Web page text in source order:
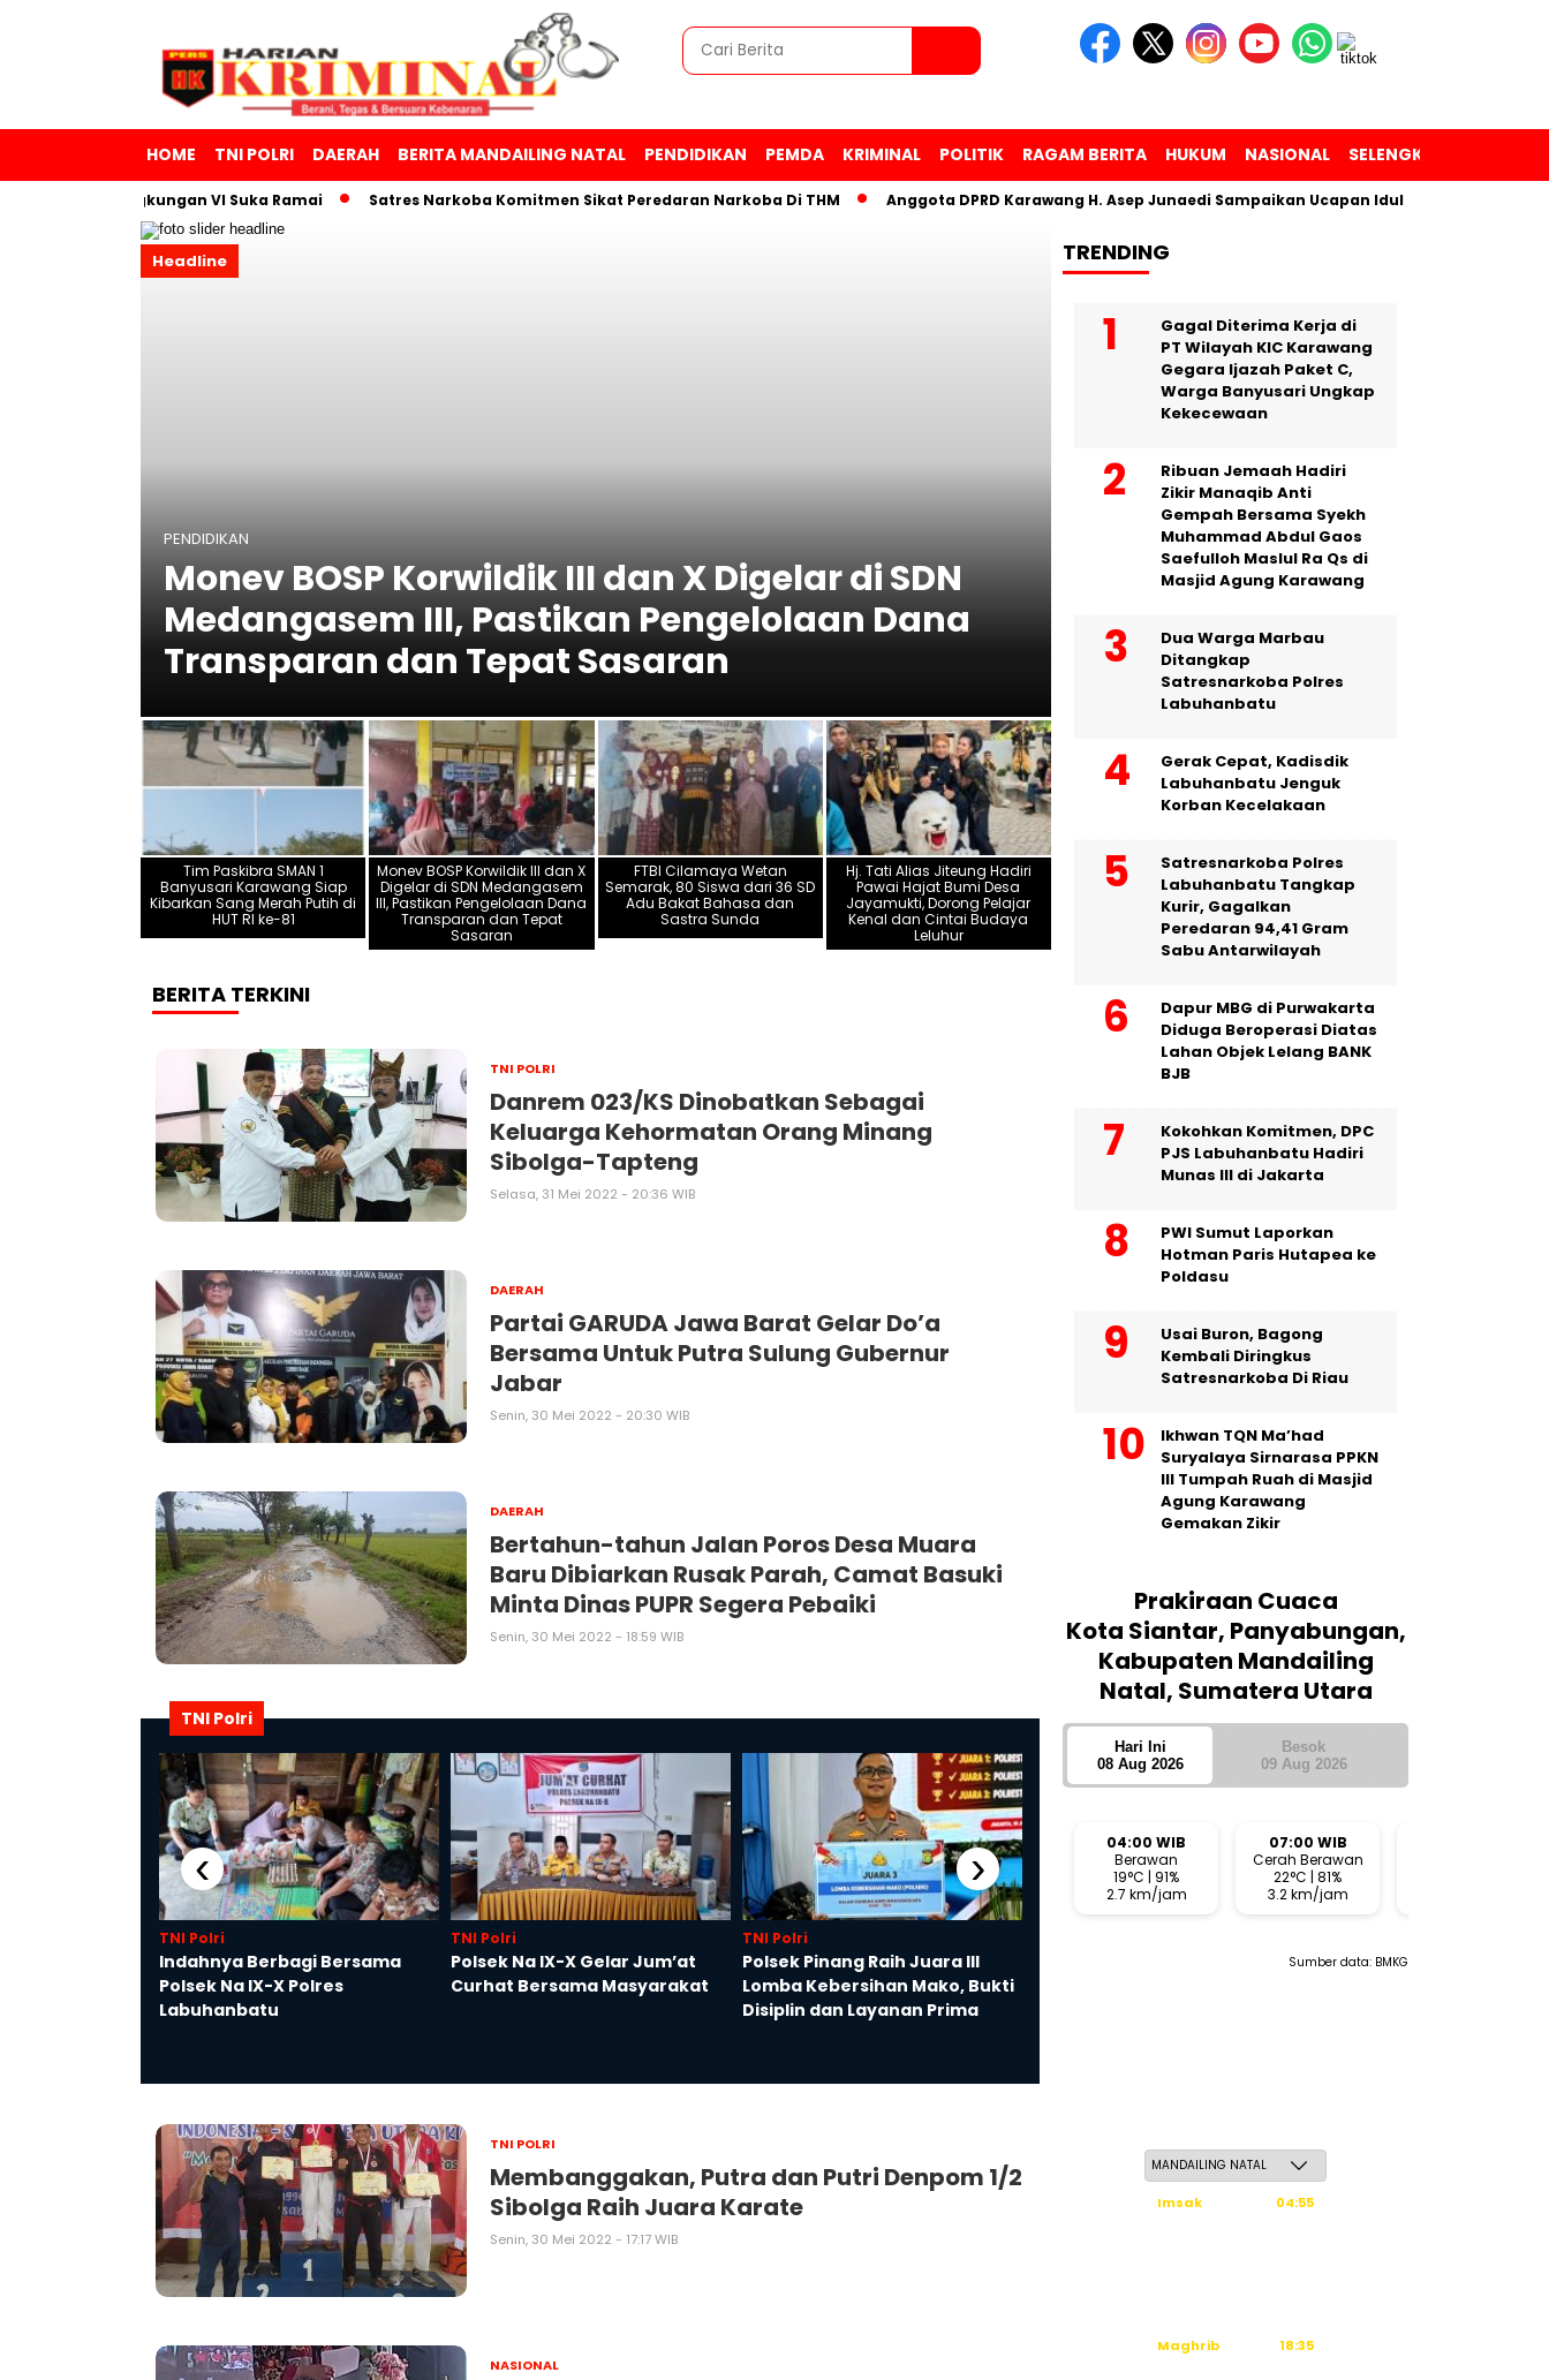
HOME TNI POLRI DAERAH BERITA MANDAILING NATAL PENDIDIKAN PEMDA KRIMINAL POLITIK RAGAM BERITA HUKUM NASIONAL SELENGKAPNYA
Di Lingkungan VI Suka Ramai Satres Narkoba Komitmen Sikat Peredaran Narkoba Di THM Anggota DPRD Karawang H. Asep Junaedi Sampaikan Ucapan Idul Adha 1447 Hijriyah
Headline
PENDIDIKAN
Monev BOSP Korwildik III dan X Digelar di SDN
Medangasem III, Pastikan Pengelolaan Dana
Transparan dan Tepat Sasaran
Headline
FTBI Cilamaya Wetan
SD Adu Bakat Bahasa
Tim Paskibra SMAN 1
Banyusari Karawang Siap
Kibarkan Sang Merah Putih di
HUT RI ke-81
Monev BOSP Korwildik III dan X
Digelar di SDN Medangasem
III, Pastikan Pengelolaan Dana
Transparan dan Tepat
Sasaran
FTBI Cilamaya Wetan
Semarak, 80 Siswa dari 36 SD
Adu Bakat Bahasa dan
Sastra Sunda
Hj. Tati Alias Jiteung Hadiri
Pawai Hajat Bumi Desa
Jayamukti, Dorong Pelajar
Kenal dan Cintai Budaya
Leluhur
BERITA TERKINI
TNI POLRI
Danrem 023/KS Dinobatkan Sebagai
Keluarga Kehormatan Orang Minang
Sibolga-Tapteng
Selasa, 31 Mei 2022 - 20:36 WIB
DAERAH
Partai GARUDA Jawa Barat Gelar Do’a
Bersama Untuk Putra Sulung Gubernur
Jabar
Senin, 30 Mei 2022 - 20:30 WIB
DAERAH
Bertahun-tahun Jalan Poros Desa Muara
Baru Dibiarkan Rusak Parah, Camat Basuki
Minta Dinas PUPR Segera Pebaiki
Senin, 30 Mei 2022 - 18:59 WIB
TNI Polri
TNI Polri
Indahnya Berbagi Bersama
Polsek Na IX-X Polres
Labuhanbatu
TNI Polri
Polsek Na IX-X Gelar Jum’at
Curhat Bersama Masyarakat
TNI Polri
Polsek Pinang Raih Juara III
Lomba Kebersihan Mako, Bukti
Disiplin dan Layanan Prima
Kodim 0209/LB Gelar
‹ ›
TNI POLRI
Membanggakan, Putra dan Putri Denpom 1/2
Sibolga Raih Juara Karate
Senin, 30 Mei 2022 - 17:17 WIB
NASIONAL
TRENDING
Gagal Diterima Kerja di
PT Wilayah KIC Karawang
Gegara Ijazah Paket C,
Warga Banyusari Ungkap
Kekecewaan
Ribuan Jemaah Hadiri
Zikir Manaqib Anti
Gempah Bersama Syekh
Muhammad Abdul Gaos
Saefulloh Maslul Ra Qs di
Masjid Agung Karawang
Dua Warga Marbau
Ditangkap
Satresnarkoba Polres
Labuhanbatu
Gerak Cepat, Kadisdik
Labuhanbatu Jenguk
Korban Kecelakaan
Satresnarkoba Polres
Labuhanbatu Tangkap
Kurir, Gagalkan
Peredaran 94,41 Gram
Sabu Antarwilayah
Dapur MBG di Purwakarta
Diduga Beroperasi Diatas
Lahan Objek Lelang BANK
BJB
Kokohkan Komitmen, DPC
PJS Labuhanbatu Hadiri
Munas III di Jakarta
PWI Sumut Laporkan
Hotman Paris Hutapea ke
Poldasu
Usai Buron, Bagong
Kembali Diringkus
Satresnarkoba Di Riau
Ikhwan TQN Ma’had
Suryalaya Sirnarasa PPKN
III Tumpah Ruah di Masjid
Agung Karawang
Gemakan Zikir
Prakiraan Cuaca
Kota Siantar, Panyabungan,
Kabupaten Mandailing
Natal, Sumatera Utara
Hari Ini
08 Aug 2026
Besok
09 Aug 2026
04:00 WIB
Berawan
19°C | 91%
2.7 km/jam
07:00 WIB
Cerah Berawan
22°C | 81%
3.2 km/jam
Sumber data: BMKG
Imsak
04:55
Maghrib
18:35